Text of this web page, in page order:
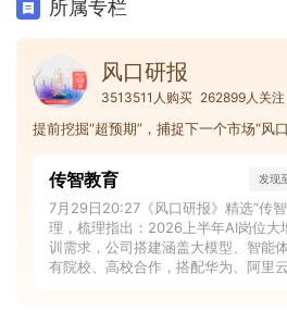
所属专栏
风口研报
3513511人购买 262899人关注
提前挖掘“超预期”，捕捉下一个市场“风
传智教育 发现
7月29日20:27《风口研报》精选“传
理，梳理指出：2026上半年AI岗位大
训需求，公司搭建涵盖大模型、智能
有院校、高校合作，搭配华为、阿里